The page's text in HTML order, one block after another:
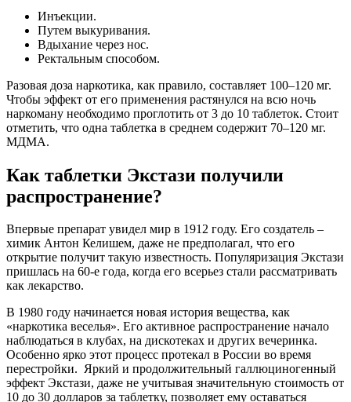
Инъекции.
Путем выкуривания.
Вдыхание через нос.
Ректальным способом.
Разовая доза наркотика, как правило, составляет 100–120 мг.
Чтобы эффект от его применения растянулся на всю ночь
наркоману необходимо проглотить от 3 до 10 таблеток. Стоит
отметить, что одна таблетка в среднем содержит 70–120 мг.
МДМА.
Как таблетки Экстази получили
распространение?
Впервые препарат увидел мир в 1912 году. Его создатель –
химик Антон Келишем, даже не предполагал, что его
открытие получит такую известность. Популяризация Экстази
пришлась на 60-е года, когда его всерьез стали рассматривать
как лекарство.
В 1980 году начинается новая история вещества, как
«наркотика веселья». Его активное распространение начало
наблюдаться в клубах, на дискотеках и других вечеринка.
Особенно ярко этот процесс протекал в России во время
перестройки. Яркий и продолжительный галлюциногенный
эффект Экстази, даже не учитывая значительную стоимость от
10 до 30 долларов за таблетку, позволяет ему оставаться